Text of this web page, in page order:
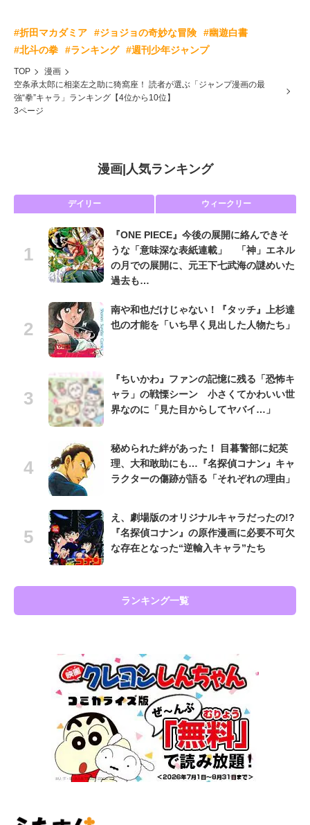
#折田マカダミア #ジョジョの奇妙な冒険
#幽遊白書
#北斗の拳
#ランキング #週刊少年ジャンプ
TOP
漫画
空条承太郎に相楽左之助に猗窩座！ 読者が選ぶ「ジャンプ漫画の最
強“拳”キャラ」ランキング【4位から10位】
3ページ
漫画| 人気ランキング
デイリー ウィークリー
『ONE PIECE』今後の展開に絡んできそ
うな「意味深な表紙連載」 「神」エネル
の月での展開に、元王下七武海の謎めいた
過去も…
南や和也だけじゃない！『タッチ』上杉達
也の才能を「いち早く見出した人物たち」
『ちいかわ』ファンの記憶に残る「恐怖キ
ャラ」の戦慄シーン 小さくてかわいい世
界なのに「見た目からしてヤバイ…」
秘められた絆があった！ 目暮警部に妃英
理、大和敢助にも…『名探偵コナン』キャ
ラクターの傷跡が語る「それぞれの理由」
え、劇場版のオリジナルキャラだったの!?
『名探偵コナン』の原作漫画に必要不可欠
な存在となった“逆輸入キャラ”たち
ランキング一覧